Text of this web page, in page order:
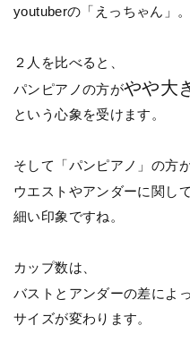
youtuberの「えっちゃん」。
２人を比べると、
パンピアノの方がやや大
という心象を受けます。
そして「パンピアノ」の方が
ウエストやアンダーに関して
細い印象ですね。
カップ数は、
バストとアンダーの差によっ
サイズが変わります。